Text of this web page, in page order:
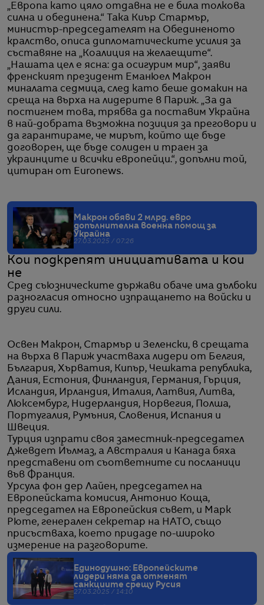
„Европа като цяло отдавна не е била толкова
силна и обединена.“ Така Киър Стармър,
министър-председателят на Обединеното
кралство, описа дипломатическите усилия за
съставяне на „Коалиция на желаещите“.
„Нашата цел е ясна: да осигурим мир“, заяви
френският президент Еманюел Макрон
миналата седмица, след като беше домакин на
среща на върха на лидерите в Париж. „За да
постигнем това, трябва да поставим Украйна
в най-добрата възможна позиция за преговори и
да гарантираме, че мирът, който ще бъде
договорен, ще бъде солиден и траен за
украинците и всички европейци.“, допълни той,
цитиран от Euronews.
Макрон обяви 2 млрд. евро
допълнителна военна помощ за
Украйна
27.03.2025 / 07:26
Кои подкрепят инициативата и кои
не
Сред съюзническите държави обаче има дълбоки
разногласия относно изпращането на войски и
други сили.
Освен Макрон, Стармър и Зеленски, в срещата
на върха в Париж участваха лидери от Белгия,
България, Хърватия, Кипър, Чешката република,
Дания, Естония, Финландия, Германия, Гърция,
Исландия, Ирландия, Италия, Латвия, Литва,
Люксембург, Нидерландия, Норвегия, Полша,
Португалия, Румъния, Словения, Испания и
Швеция.
Турция изпрати своя заместник-председател
Джевдет Йълмаз, а Австралия и Канада бяха
представени от съответните си посланици
във Франция.
Урсула фон дер Лайен, председател на
Европейската комисия, Антонио Коща,
председател на Европейския съвет, и Марк
Рюте, генерален секретар на НАТО, също
присъстваха, което придаде по-широко
измерение на разговорите.
Единодушно: Европейските
лидери няма да отменят
санкциите срещу Русия
27.03.2025 / 14:10